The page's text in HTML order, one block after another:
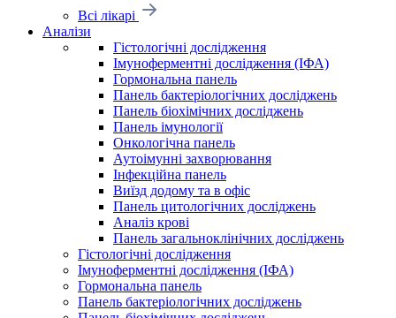
Всі лікарі
Аналізи
Гістологічні дослідження
Імуноферментні дослідження (ІФА)
Гормональна панель
Панель бактеріологічних досліджень
Панель біохімічних досліджень
Панель імунології
Онкологічна панель
Аутоімунні захворювання
Інфекційна панель
Виїзд додому та в офіс
Панель цитологічних досліджень
Аналіз крові
Панель загальноклінічних досліджень
Гістологічні дослідження
Імуноферментні дослідження (ІФА)
Гормональна панель
Панель бактеріологічних досліджень